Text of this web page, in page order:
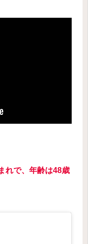
れで、年齢は48歳